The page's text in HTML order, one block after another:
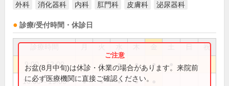
外科 消化器科 内科 肛門科 皮膚科 泌尿器科
診療/受付時間・休診日
祝
9:00～12:00 ● ● ● ● ●
16:00～19:00 ● ● ● ●
お盆(8月中旬)は休診・休業の場合があります。来院前
に必ず医療機関に直接ご確認ください。